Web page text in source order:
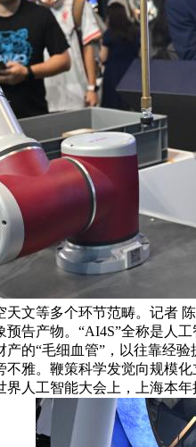
文等多个环节范畴。记者
预告产物。“AI4S”全称是人
的“毛细血管”，以往靠经
雅。鞭策科学发觉向规模
人工智能大会上，上海本年